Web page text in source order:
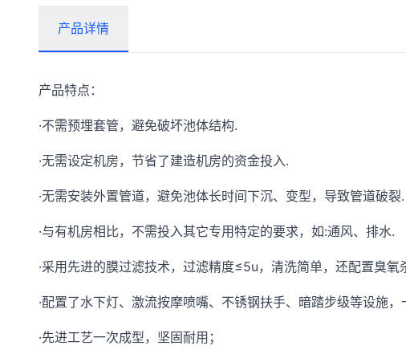
产品详情
产品特点：
·不需预埋套管，避免破坏池体结构.
·无需设定机房，节省了建造机房的资金投入.
·无需安装外置管道，避免池体长时间下沉、变型，导致管道破裂.
·与有机房相比，不需投入其它专用特定的要求，如:通风、排水.
·采用先进的膜过滤技术，过滤精度≤5u，清洗简单，还配置臭
·配置了水下灯、激流按摩喷嘴、不锈钢扶手、暗踏步级等设施
·先进工艺一次成型，坚固耐用；